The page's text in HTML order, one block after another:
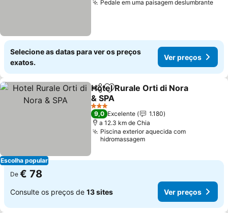
Pedale em uma paisagem deslumbrante
Selecione as datas para ver os preços
exatos.
Ver preços
Escolha popular
PartilharAdicionar aos favoritos
Hotel Rurale Orti di Nora
& SPA
3 Estrelas
9,0 Excelente
1.180
a 12.3 km de Chia
Piscina exterior aquecida com
hidromassagem
De € 78
Consulte os preços de 13 sites Ver preços